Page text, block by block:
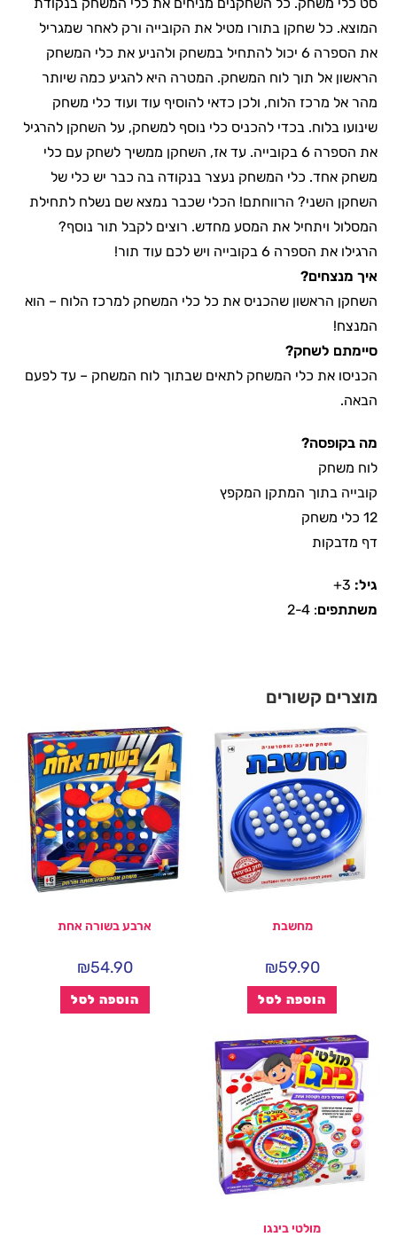
המוצא. כל שחקן בתורו מטיל את הקובייה ורק לאחר שמגריל
את הספרה 6 יכול להתחיל במשחק ולהניע את כלי המשחק
הראשון אל תוך לוח המשחק. המטרה היא להגיע כמה שיותר
מהר אל מרכז הלוח, ולכן כדאי להוסיף עוד ועוד כלי משחק
שינועו בלוח. בכדי להכניס כלי נוסף למשחק, על השחקן להרגיל
את הספרה 6 בקובייה. עד אז, השחקן ממשיך לשחק עם כלי
משחק אחד. כלי המשחק נעצר בנקודה בה כבר יש כלי של
השחקן השני? הרווחתם! הכלי שכבר נמצא שם נשלח לתחילת
המסלול ויתחיל את המסע מחדש. רוצים לקבל תור נוסף?
הרגילו את הספרה 6 בקובייה ויש לכם עוד תור!
איך מנצחים?
השחקן הראשון שהכניס את כל כלי המשחק למרכז הלוח – הוא
המנצח!
סיימתם לשחק?
הכניסו את כלי המשחק לתאים שבתוך לוח המשחק – עד לפעם
הבאה.
מה בקופסה?
לוח משחק
קובייה בתוך המתקן המקפץ
12 כלי משחק
דף מדבקות
גיל:
משתתפים: 2-4
מוצרים קשורים
מחשבת
₪59.90
הוספה לסל
ארבע בשורה אחת
₪54.90
הוספה לסל
מולטי בינגו